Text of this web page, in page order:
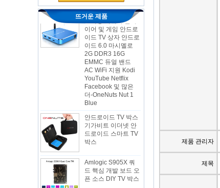
뜨거운 제품
2-in-1 옥타 코어 스
트리밍 미디어 플레
이어 및 게임 안드로
이드 TV 상자 안드로
이드 6.0 마시멜로
2G DDR3 16G
EMMC 듀얼 밴드
AC WiFi 지원 Kodi
YouTube Netflix
Facebook 및 많은
더-OneNuts Nut 1
Blue
안드로이드 TV 박스
기가비트 이더넷 안
드로이드 스마트 TV
박스
Amlogic S905X 쿼
드 핵심 개발 보드 오
픈 소스 DIY TV 박스
제품 관리자
제목